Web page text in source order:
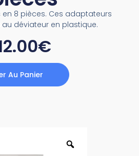
en 8 pièces. Ces adaptateurs
déviateur en plastique.
€
Au Panier